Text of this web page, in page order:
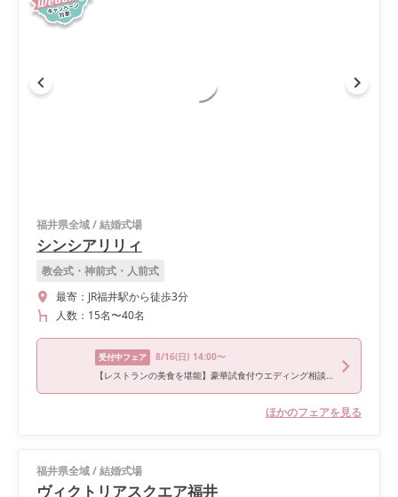
福井県全域/結婚式場
シンシアリリィ
教会式・神前式・人前式
最寄： JR福井駅から徒歩3分
人数： 15名〜40名
受付中フェア 8/16(日) 14:00〜
【レストランの美食を堪能】豪華試食付ウエディング相談会
ほかのフェアを見る
福井県全域/結婚式場
ヴィクトリアスクエア福井